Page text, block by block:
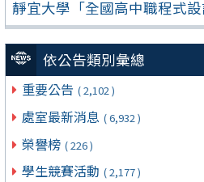
靜宜大學「全國高中職程式設
依公告類別彙總
重要公告 ( 2,102 )
處室最新消息 ( 6,932 )
榮譽榜 ( 226 )
學生競賽活動 ( 2,177 )